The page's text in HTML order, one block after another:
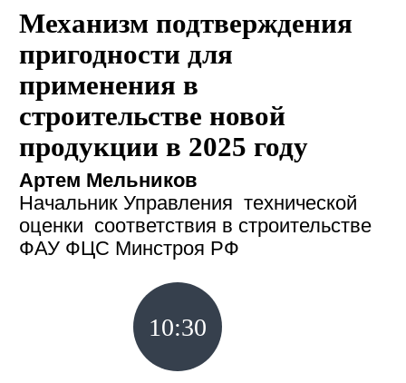
Механизм подтверждения
пригодности для
применения в
строительстве новой
продукции в 2025 году
Артем Мельников
Начальник Управления технической
оценки соответствия в строительстве
ФАУ ФЦС Минстроя РФ
10:30